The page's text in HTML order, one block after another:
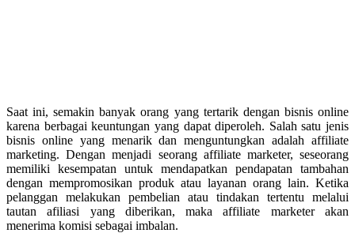
Saat ini, semakin banyak orang yang tertarik dengan bisnis online
karena berbagai keuntungan yang dapat diperoleh. Salah satu jenis
bisnis online yang menarik dan menguntungkan adalah affiliate
marketing. Dengan menjadi seorang affiliate marketer, seseorang
memiliki kesempatan untuk mendapatkan pendapatan tambahan
dengan mempromosikan produk atau layanan orang lain. Ketika
pelanggan melakukan pembelian atau tindakan tertentu melalui
tautan afiliasi yang diberikan, maka affiliate marketer akan
menerima komisi sebagai imbalan.